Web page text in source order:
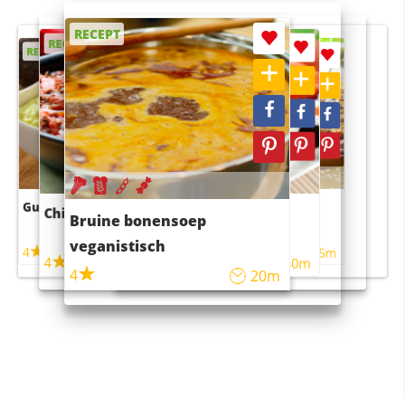
RECEPT
Guacamole
4
RECEPT
Chili con carne
4 45m
RECEPT
Bruine bonensoep
veganistisch
4
20m
RECEPT
Sushi rijstsalade
maaltijdsalade
40m
RECEPT
4 55m